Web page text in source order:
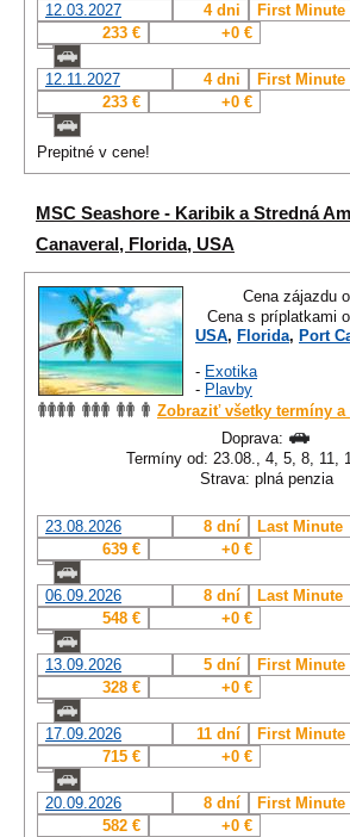
12.03.2027 4 dni
First Minute
233 €
+0 €
12.11.2027 4 dni
First Minute
233 €
+0 €
Prepitné v cene!
MSC Seashore - Karibik a Stredná
Canaveral, Florida, USA
Cena zájazdu
Cena s príplatkami
USA, Florida, Port
- Exotika
- Plavby
Zobraziť všetky termíny
Doprava:
Termíny od: 23.08., 4, 5, 8, 11,
Strava: plná penzia
23.08.2026 8 dní
Last Minute
639 €
+0 €
06.09.2026 8 dní
Last Minute
548 €
+0 €
13.09.2026 5 dní
First Minute
328 €
+0 €
17.09.2026 11 dní
First Minute
715 €
+0 €
20.09.2026 8 dní
First Minute
582 €
+0 €